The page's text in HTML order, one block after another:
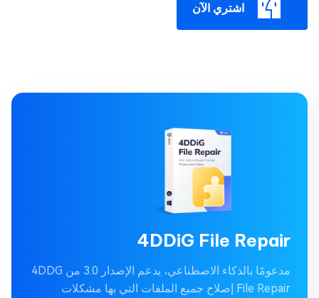
اشتري الآن
4DDiG File Repair
مدعومًا بالذكاء الاصطناعي، يدعم الإصدار 3.0 من 4DDG
File Repair إصلاح جميع الملفات التي بها مشكلات